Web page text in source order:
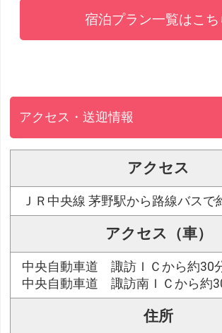
宿泊プラン一覧はこち
アクセス・送迎情報
アクセス
ＪＲ中央線 茅野駅から路線バスで
アクセス（車）
中央自動車道 諏訪ＩＣから約30
中央自動車道 諏訪南ＩＣから約
住所